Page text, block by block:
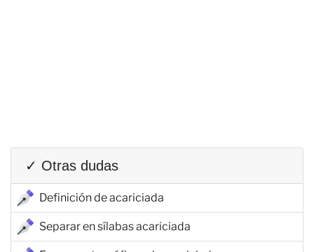
✓ Otras dudas
Definición de acariciada
Separar en sílabas acariciada